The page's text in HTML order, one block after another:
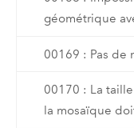
géométrique
00169 : Pas de
00170 : La
la mosaïque